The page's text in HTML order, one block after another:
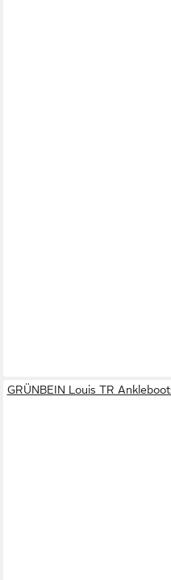
GRÜNBEIN Louis TR